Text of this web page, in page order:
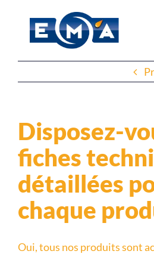
contenu
Disposez-
fiches
détaillées
chaque
Oui, tous nos produits sont